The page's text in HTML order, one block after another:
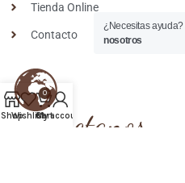
Tienda Online
Contacto
Contactanos
¿Necesitas ayuda?
nosotros
ShopWishlist
0
Cart
My account